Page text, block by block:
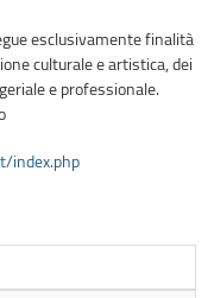
esclusivamente finalità
culturale e artistica, dei
e professionale.
index.php